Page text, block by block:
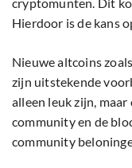
Hierdoor is de kans
Nieuwe altcoins
zijn uitstekende
alleen leuk zijn,
community en de
community